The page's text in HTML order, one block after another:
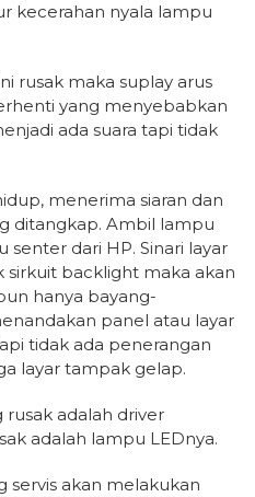
kecerahan nyala lampu
rusak maka suplay arus
yang menyebabkan
ada suara tapi tidak
menerima siaran dan
ditangkap. Ambil lampu
senter dari HP. Sinari layar
sirkuit backlight maka akan
hanya bayang-
panel atau layar
tidak ada penerangan
layar tampak gelap.
adalah driver
adalah lampu LEDnya.
servis akan melakukan